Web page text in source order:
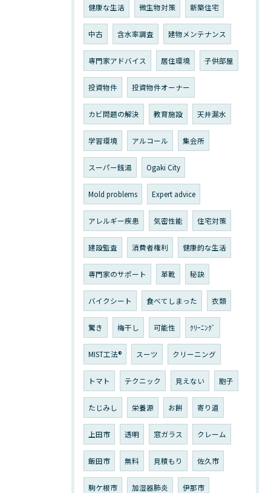
健康な生活 微生物対策 新築住宅
中古 含水率調査 建物メンテナンス
専門家アドバイス 居住環境 子供部屋
投資物件 投資物件オーナー
カビ問題の解決 教育施設 天井漏水
学習環境 アルコール 集会所
スーパー銭湯 Ogaki City
Mold problems Expert advice
アレルギー疾患 気密性能 住宅対策
建設監査 消費者権利 健康的な生活
専門家のサポート 革靴 秘訣
バイクシート 食べてしまった 衣類
驚き 梅干し 可能性 ｸﾘｰﾆﾝｸﾞ
MIST工法® スーツ クリーニング
トマト テクニック 見えない 胞子
たじみし 栄養源 お餅 寄り道
上田市 透明 窓ガラス クレーム
飯田市 無料 見積もり 佐久市
駒ケ根市 加湿器肺炎 伊那市